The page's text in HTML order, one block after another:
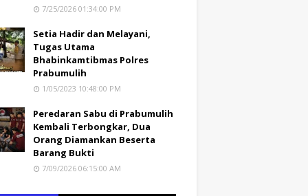
7/25/2026 01:34:00 PM
Setia Hadir dan Melayani,
Tugas Utama
Bhabinkamtibmas Polres
Prabumulih
1/05/2023 10:48:00 PM
Peredaran Sabu di Prabumulih
Kembali Terbongkar, Dua
Orang Diamankan Beserta
Barang Bukti
7/09/2026 06:15:00 AM